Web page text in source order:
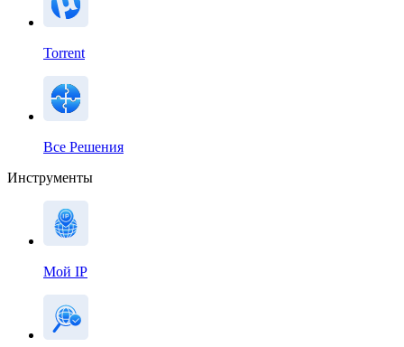
Torrent
Все Решения
Инструменты
Мой IP